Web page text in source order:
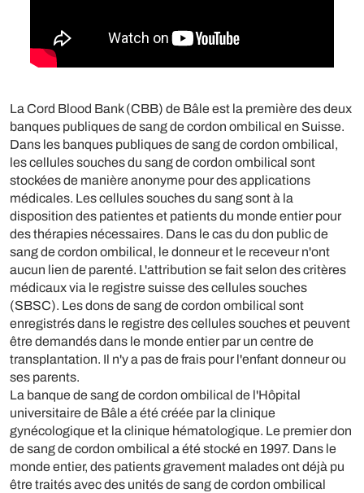
La Cord Blood Bank (CBB) de Bâle est la première des deux
banques publiques de sang de cordon ombilical en Suisse.
Dans les banques publiques de sang de cordon ombilical,
les cellules souches du sang de cordon ombilical sont
stockées de manière anonyme pour des applications
médicales. Les cellules souches du sang sont à la
disposition des patientes et patients du monde entier pour
des thérapies nécessaires. Dans le cas du don public de
sang de cordon ombilical, le donneur et le receveur n'ont
aucun lien de parenté. L'attribution se fait selon des critères
médicaux via le registre suisse des cellules souches
(SBSC). Les dons de sang de cordon ombilical sont
enregistrés dans le registre des cellules souches et peuvent
être demandés dans le monde entier par un centre de
transplantation. Il n'y a pas de frais pour l'enfant donneur ou
ses parents.
La banque de sang de cordon ombilical de l'Hôpital
universitaire de Bâle a été créée par la clinique
gynécologique et la clinique hématologique. Le premier don
de sang de cordon ombilical a été stocké en 1997. Dans le
monde entier, des patients gravement malades ont déjà pu
être traités avec des unités de sang de cordon ombilical